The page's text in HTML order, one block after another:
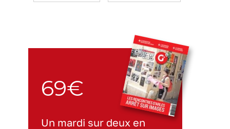
69€
Un mardi sur deux en